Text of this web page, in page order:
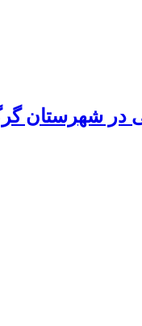
در شهرستان